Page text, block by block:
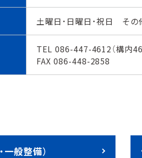
土曜日・日曜日・祝日 その
TEL 086-447-4612 （構内
FAX 086-448-2858
⼀般整備）